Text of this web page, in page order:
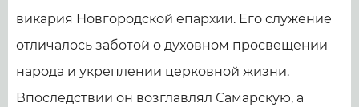
викария Новгородской епархии. Его служение
отличалось заботой о духовном просвещении
народа и укреплении церковной жизни.
Впоследствии он возглавлял Самарскую, а